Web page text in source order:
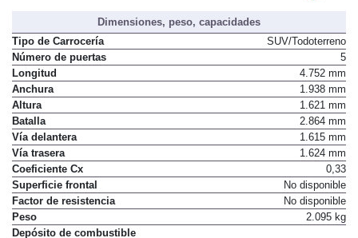
Dimensiones, peso, capacidades
Tipo de Carrocería
SUV/Todoterreno
Número de puertas
5
Longitud
4.752 mm
Anchura
1.938 mm
Altura
1.621 mm
Batalla
2.864 mm
Vía delantera
1.615 mm
Vía trasera
1.624 mm
Coeficiente Cx
0,33
Superficie frontal
No disponible
Factor de resistencia
No disponible
Peso